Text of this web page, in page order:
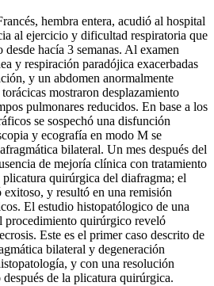
hembra entera, acudió al hospital
al ejercicio y dificultad respiratoria que
hacía 3 semanas. Al examen
y respiración paradójica exacerbadas
y un abdomen anormalmente
mostraron desplazamiento
pulmonares reducidos. En base a los
se sospechó una disfunción
y ecografía en modo M se
bilateral. Un mes después del
de mejoría clínica con tratamiento
plicatura quirúrgica del diafragma; el
y resultó en una remisión
El estudio histopatólogico de una
procedimiento quirúrgico reveló
Este es el primer caso descrito de
bilateral y degeneración
y con una resolución
de la plicatura quirúrgica.